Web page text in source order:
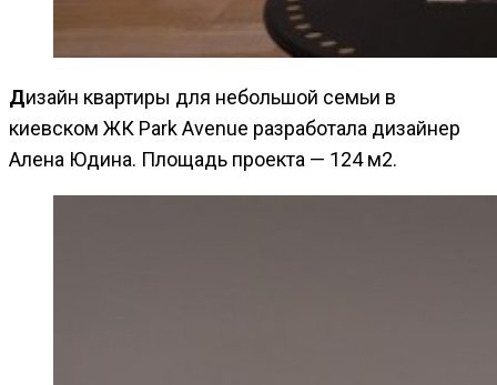
Дизайн квартиры для небольшой семьи в
киевском ЖК Park Avenue разработала дизайнер
Алена Юдина. Площадь проекта — 124 м2.